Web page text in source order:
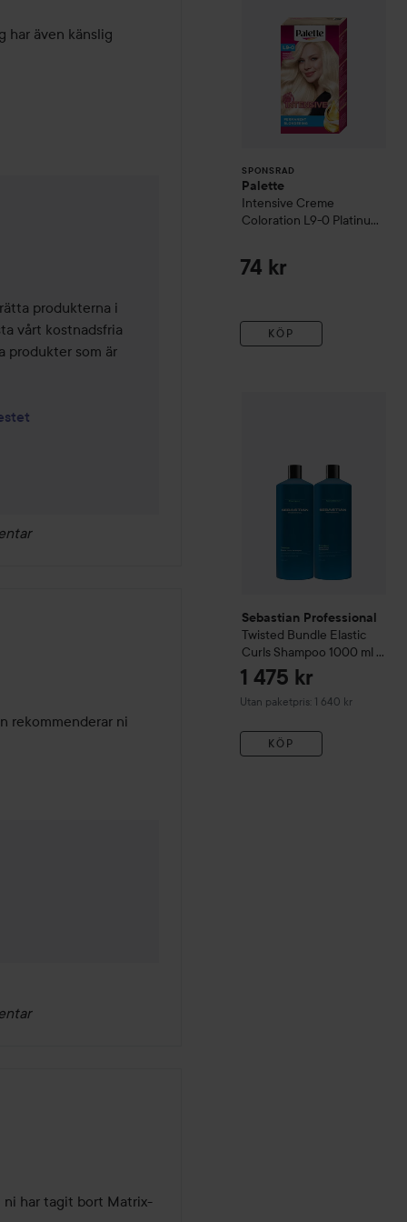
har även känslig
produkterna i
vårt kostnadsfria
produkter som är
rekommenderar ni
ni har tagit bort Matrix-
1. Applicera Sebastian
2. Massera in, börja i
3. Låt balsamet verka i 2
4. Kombinera med
SPONSRAD
Palette
Intensive Creme
Coloration L9-0 Platinum
74 kr
KÖP
Sebastian Professional
Twisted Bundle Elastic
Curls Shampoo 1000 ml &
1 475 kr
Utan paketpris: 1 640 kr
KÖP